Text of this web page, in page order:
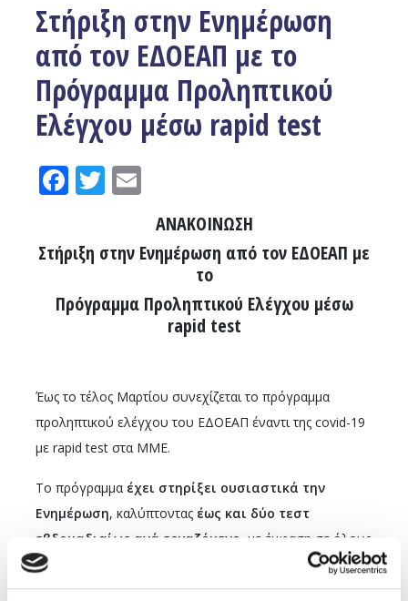
Στήριξη στην Ενημέρωση
από τον ΕΔΟΕΑΠ με το
Πρόγραμμα Προληπτικού
Ελέγχου μέσω rapid test
Facebook
Twitter
ΑΝΑΚΟΙΝΩΣΗ
Στήριξη στην Ενημέρωση από τον ΕΔΟΕΑΠ με
το
Πρόγραμμα Προληπτικού Ελέγχου μέσω
rapid test
Έως το τέλος Μαρτίου συνεχίζεται το πρόγραμμα
προληπτικού ελέγχου του ΕΔΟΕΑΠ έναντι της covid-19
με rapid test στα ΜΜΕ.
Το πρόγραμμα έχει στηρίξει ουσιαστικά την
Ενημέρωση, καλύπτοντας έως και δύο τεστ
εβδομαδιαίως ανά εργαζόμενο , με έμφαση σε όλους
όσοι εκτίθενται περισσότερο στην πανδημία κατά την
άσκηση των καθηκόντων τους.